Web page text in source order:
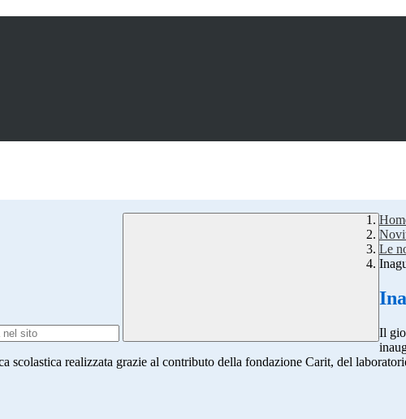
Le
Il
scolastica realizzata grazie al contributo della fondazione Carit, del